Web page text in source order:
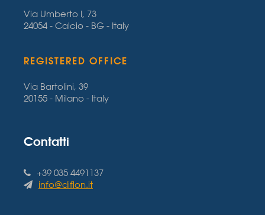
Via Umberto I, 73
24054 - Calcio - BG - Italy
REGISTERED OFFICE
Via Bartolini, 39
20155 - Milano - Italy
Contatti
+39 035 4491137
info@diflon.it